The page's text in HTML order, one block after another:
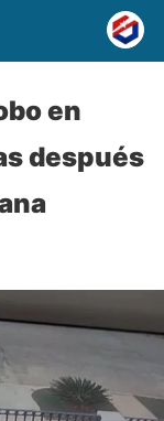
en
después